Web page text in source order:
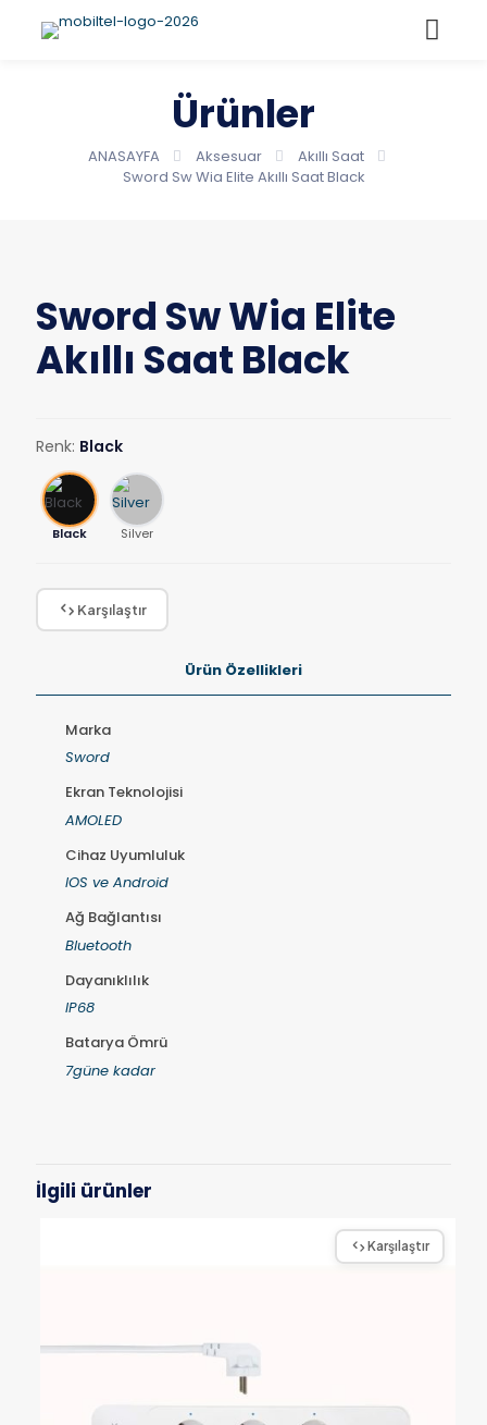
Ürünler
ANASAYFA Aksesuar
Akıllı Saat
Sword Sw Wia Elite Akıllı Saat Black
Sword Sw Wia Elite
Akıllı Saat Black
Renk: Black
Black Silver
Karşılaştır
Ürün Özellikleri
Marka
Sword
Ekran Teknolojisi
AMOLED
Cihaz Uyumluluk
IOS ve Android
Ağ Bağlantısı
Bluetooth
Dayanıklılık
IP68
Batarya Ömrü
7güne kadar
İlgili ürünler
Karşılaştır